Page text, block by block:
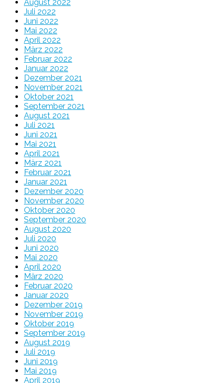
August 2022
Juli 2022
Juni 2022
Mai 2022
April 2022
März 2022
Februar 2022
Januar 2022
Dezember 2021
November 2021
Oktober 2021
September 2021
August 2021
Juli 2021
Juni 2021
Mai 2021
April 2021
März 2021
Februar 2021
Januar 2021
Dezember 2020
November 2020
Oktober 2020
September 2020
August 2020
Juli 2020
Juni 2020
Mai 2020
April 2020
März 2020
Februar 2020
Januar 2020
Dezember 2019
November 2019
Oktober 2019
September 2019
August 2019
Juli 2019
Juni 2019
Mai 2019
April 2019